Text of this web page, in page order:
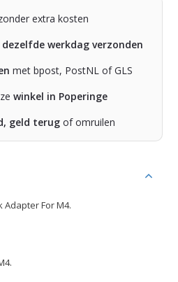
extra kosten
dezelfde werkdag verzonden
met bpost, PostNL of GLS
winkel in Poperinge
geld terug of omruilen
For M4.